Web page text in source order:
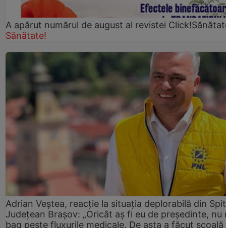
A apărut numărul de august al revistei
Sănătate!
Adrian Veștea, reacție la situația deplorabilă din
Județean Brașov: „Oricât aș fi eu de președinte, nu
bag peste fluxurile medicale. De asta a făcut școală